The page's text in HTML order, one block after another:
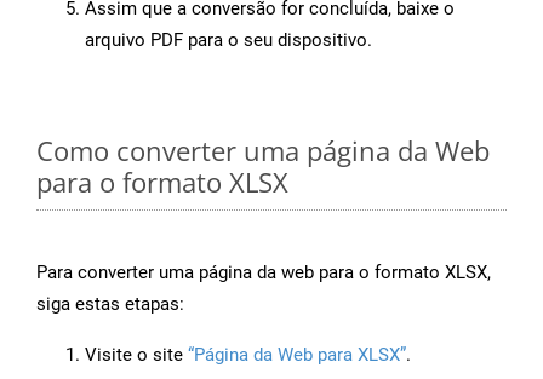
Assim que a conversão for concluída, baixe o
arquivo PDF para o seu dispositivo.
Como converter uma página da Web
para o formato XLSX
Para converter uma página da web para o formato XLSX,
siga estas etapas:
Visite o site “Página da Web para XLSX”.